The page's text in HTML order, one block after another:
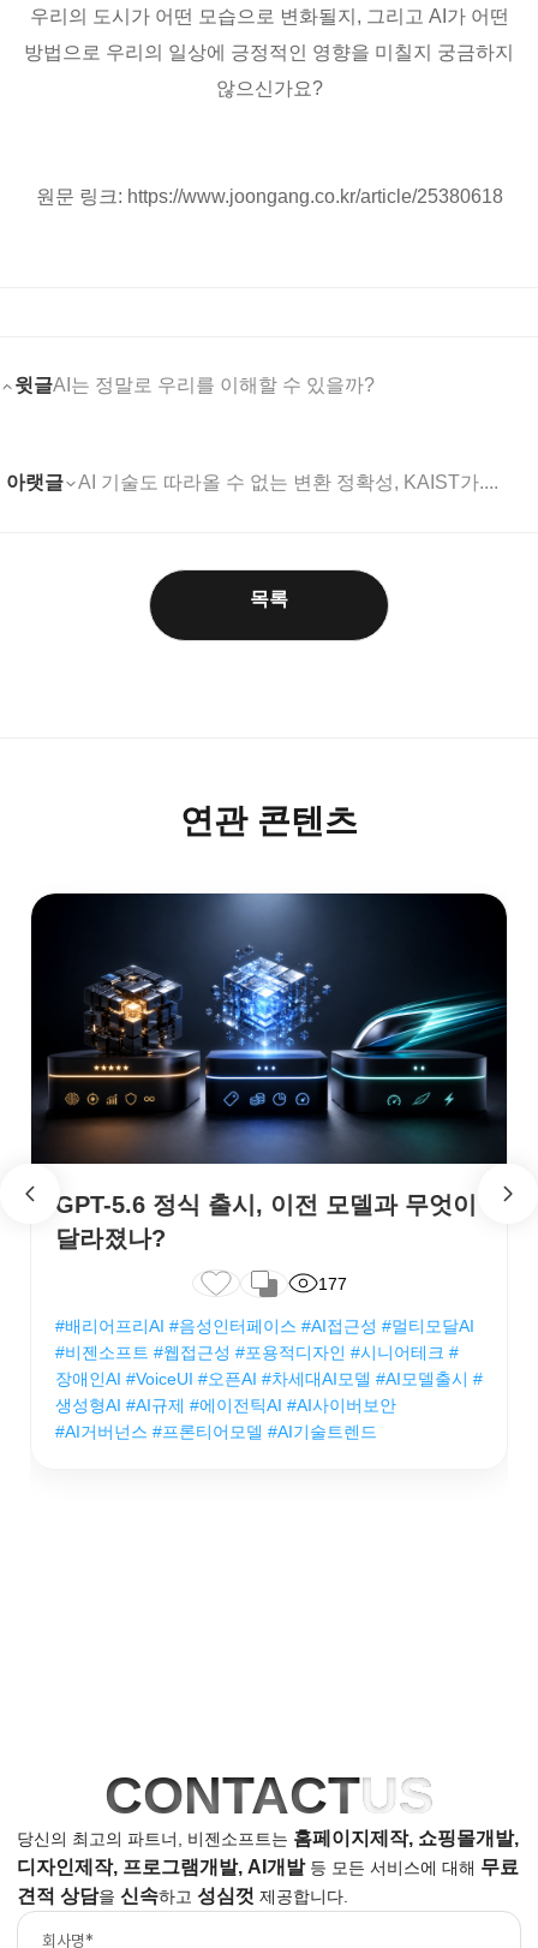
우리의 도시가 어떤 모습으로 변화될지, 그리고 AI가 어떤
방법으로 우리의 일상에 긍정적인 영향을 미칠지 궁금하지
않으신가요?
원문 링크: https://www.joongang.co.kr/article/25380618
윗글AI는 정말로 우리를 이해할 수 있을까?
AI 기술도 따라올 수 없는 변환 정확성, KAIST가....
아랫글
목록
연관 콘텐츠
GPT-5.6 정식 출시, 이전 모델과 무엇이
달라졌나?
177
#배리어프리AI #음성인터페이스 #AI접근성 #멀티모달AI
#비젠소프트 #웹접근성 #포용적디자인 #시니어테크 #
장애인AI #VoiceUI #오픈AI #차세대AI모델 #AI모델출시 #
생성형AI #AI규제 #에이전틱AI #AI사이버보안
#AI거버넌스 #프론티어모델 #AI기술트렌드
CONTACTUS
당신의 최고의 파트너, 비젠소프트는 홈페이지제작, 쇼핑몰개발,
디자인제작, 프로그램개발, AI개발등 모든 서비스에 대해 무료
견적 상담을 신속하고 성심껏 제공합니다.